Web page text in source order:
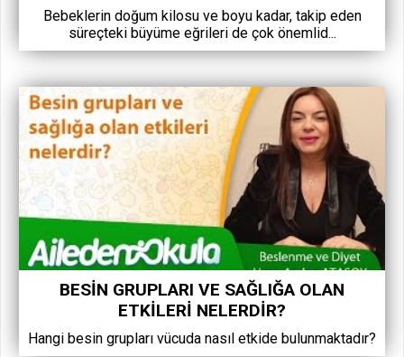
Bebeklerin doğum kilosu ve boyu kadar, takip eden
süreçteki büyüme eğrileri de çok önemlid...
BESIN GRUPLARI VE SAĞLIĞA OLAN
ETKILERI NELERDIR?
Hangi besin grupları vücuda nasıl etkide bulunmaktadır?